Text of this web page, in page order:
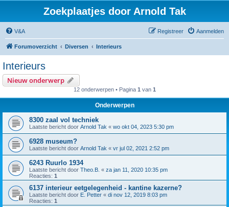
Zoekplaatjes door Arnold Tak
V&A Aanmelden
Registreer
Forumoverzicht Diversen Interieurs
Interieurs
Nieuw onderwerp
12 onderwerpen • Pagina 1 van 1
Onderwerpen
8300 zaal vol techniek
Laatste bericht door Arnold Tak « wo okt 04, 2023 5:30 pm
6928 museum?
Laatste bericht door Arnold Tak « vr jul 02, 2021 2:52 pm
6243 Ruurlo 1934
Laatste bericht door Theo.B. « za jan 11, 2020 10:35 pm
Reacties: 1
6137 interieur eetgelegenheid - kantine kazerne?
Laatste bericht door E. Petter « di nov 12, 2019 8:03 pm
Reacties: 1